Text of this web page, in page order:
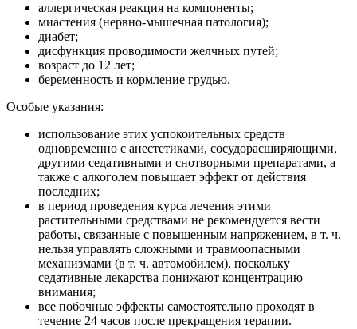
аллергическая реакция на компоненты;
миастения (нервно-мышечная патология);
диабет;
дисфункция проводимости желчных путей;
возраст до 12 лет;
беременность и кормление грудью.
Особые указания:
использование этих успокоительных средств
одновременно с анестетиками, сосудорасширяющими,
другими седативными и снотворными препаратами, а
также с алкоголем повышает эффект от действия
последних;
в период проведения курса лечения этими
растительными средствами не рекомендуется вести
работы, связанные с повышенным напряжением, в т. ч.
нельзя управлять сложными и травмоопасными
механизмами (в т. ч. автомобилем), поскольку
седативные лекарства понижают концентрацию
внимания;
все побочные эффекты самостоятельно проходят в
течение 24 часов после прекращения терапии.